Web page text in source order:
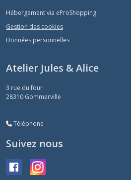
Hébergement via eProShopping
Gestion des cookies
Données personnelles
Atelier Jules & Alice
3 rue du four
28310 Gommerville
Téléphone
Suivez nous